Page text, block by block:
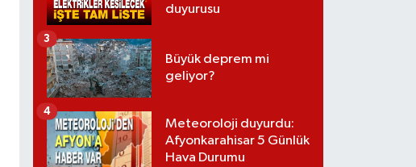
duyurusu
Büyük deprem mi
geliyor?
3
Meteoroloji duyurdu:
Afyonkarahisar 5 Günlük
Hava Durumu
4